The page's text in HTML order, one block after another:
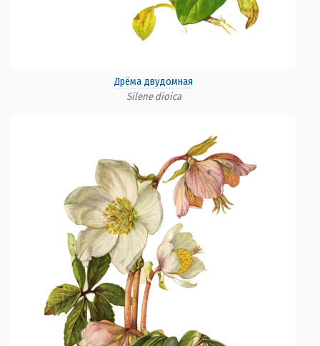
Дрёма двудомная
Silene dioica